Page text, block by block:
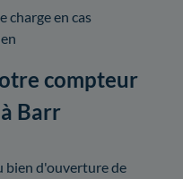
charge en cas
compteur
Barr
bien d'ouverture de